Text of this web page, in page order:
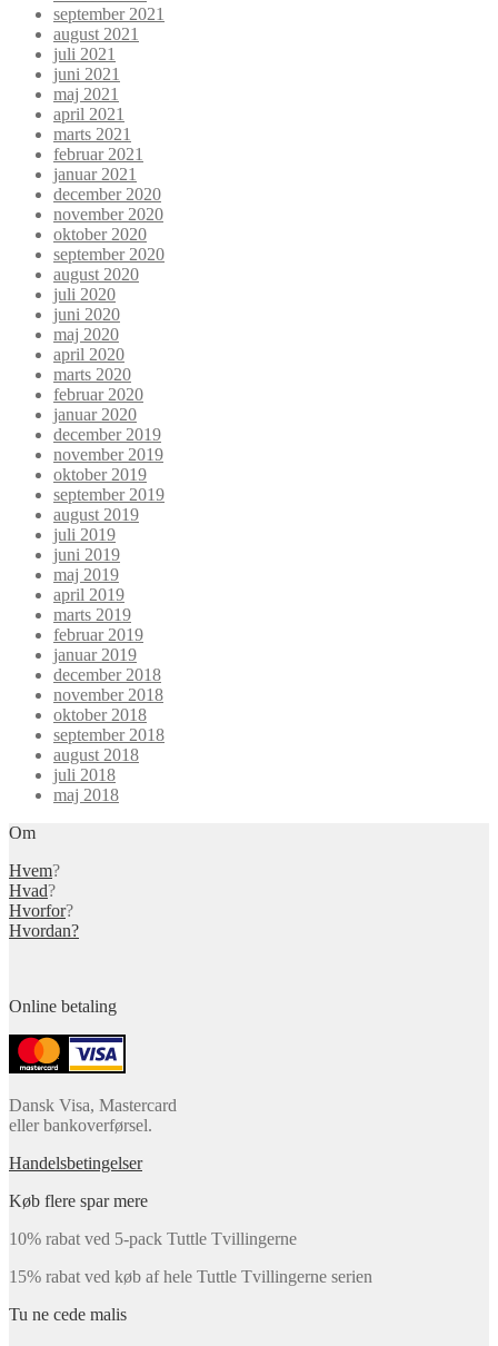
september 2021
august 2021
juli 2021
juni 2021
maj 2021
april 2021
marts 2021
februar 2021
januar 2021
december 2020
november 2020
oktober 2020
september 2020
august 2020
juli 2020
juni 2020
maj 2020
april 2020
marts 2020
februar 2020
januar 2020
december 2019
november 2019
oktober 2019
september 2019
august 2019
juli 2019
juni 2019
maj 2019
april 2019
marts 2019
februar 2019
januar 2019
december 2018
november 2018
oktober 2018
september 2018
august 2018
juli 2018
maj 2018
Om
Hvem?
Hvad?
Hvorfor?
Hvordan?
Online betaling
Dansk Visa, Mastercard
eller bankoverførsel.
Handelsbetingelser
Køb flere spar mere
10% rabat ved 5-pack Tuttle Tvillingerne
15% rabat ved køb af hele Tuttle Tvillingerne serien
Tu ne cede malis